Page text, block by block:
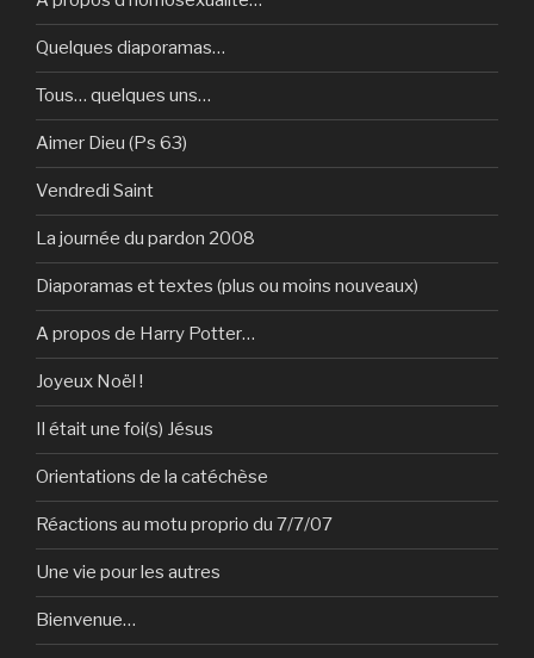
Quelques diaporamas…
Tous… quelques uns…
Aimer Dieu (Ps 63)
Vendredi Saint
La journée du pardon 2008
Diaporamas et textes (plus ou moins nouveaux)
A propos de Harry Potter…
Joyeux Noël !
Il était une foi(s) Jésus
Orientations de la catéchèse
Réactions au motu proprio du 7/7/07
Une vie pour les autres
Bienvenue…